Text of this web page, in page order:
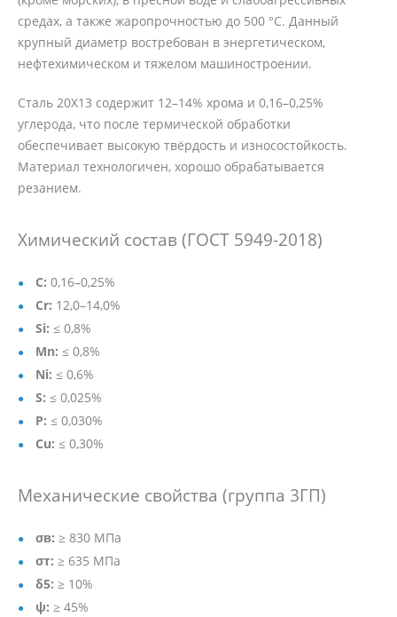
средах, а также жаропрочностью до 500 °C. Данный
крупный диаметр востребован в энергетическом,
нефтехимическом и тяжелом машиностроении.
Сталь 20Х13 содержит 12–14% хрома и 0,16–0,25%
углерода, что после термической обработки
обеспечивает высокую твёрдость и износостойкость.
Материал технологичен, хорошо обрабатывается
резанием.
Химический состав (ГОСТ 5949-2018)
C: 0,16–0,25%
Cr: 12,0–14,0%
Si: ≤ 0,8%
Mn: ≤ 0,8%
Ni: ≤ 0,6%
S: ≤ 0,025%
P: ≤ 0,030%
Cu: ≤ 0,30%
Механические свойства (группа 3ГП)
σв: ≥ 830 МПа
σт: ≥ 635 МПа
δ5: ≥ 10%
ψ: ≥ 45%